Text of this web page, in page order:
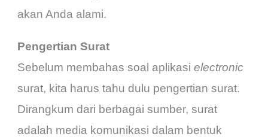
akan Anda alami.
Pengertian Surat
Sebelum membahas soal aplikasielectronic
surat, kita harus tahu dulu pengertian surat.
Dirangkum dari berbagai sumber, surat
adalah media komunikasi dalam bentuk